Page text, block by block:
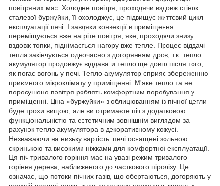
повітряних мас. Холодне повітря, проходячи вздовж стінок
сталевої буржуйки, її охолоджує, це підвищує життєвий цикл
експлуатації печі. І завдяки конвекції в приміщення
переміщується вже нагріте повітря, яке, проходячи знизу
вздовж топки, піднімається нагору вже тепле. Процес віддачі
тепла закінчується одночасно з догорянням дров, т.к. тепло
акумулятор продовжує віддавати тепло ще довго після того,
як погас вогонь у печі. Тепло акумулятор сприяє збереженню
приємного мікроклімату у приміщенні. М'яке тепло та не
пересушене повітря роблять комфортним перебування у
приміщенні. Ціна «буржуйки» з облицюванням із пічної цегли
буде трохи вищою, але ви отримаєте піч з додатковою
функціональністю та естетичним зовнішнім виглядом за
рахунок тепло акумулятора в декоративному кожусі.
Незважаючи на низьку вартість, печі оснащені зольною
скринькою та високими ніжками для комфортної експлуатації.
Ця піч тривалого горіння має на увазі режим тривалого
горіння дерева, наближеного до часткового піролізу. Це
означає, що потоки пічних газів, що обертаються, догоряють у